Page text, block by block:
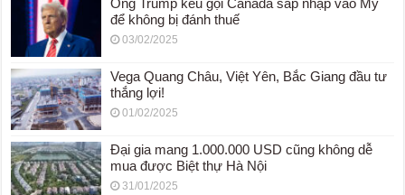
để không bị đánh thuế
03/02/2025
Vega Quang Châu, Việt Yên, Bắc Giang đầu tư
thắng lợi!
01/02/2025
Đại gia mang 1.000.000 USD cũng không dễ
mua được Biệt thự Hà Nội
31/01/2025